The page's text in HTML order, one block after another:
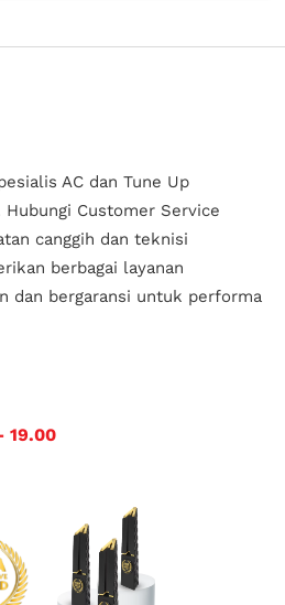
AC dan Tune Up
Hubungi Customer Service
canggih dan teknisi
berbagai layanan
dan bergaransi untuk performa
19.00